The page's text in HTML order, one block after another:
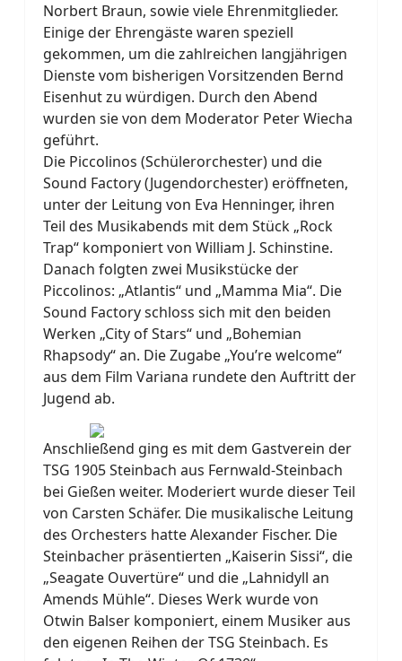
Norbert Braun, sowie viele Ehrenmitglieder.
Einige der Ehrengäste waren speziell
gekommen, um die zahlreichen langjährigen
Dienste vom bisherigen Vorsitzenden Bernd
Eisenhut zu würdigen. Durch den Abend
wurden sie von dem Moderator Peter Wiecha
geführt.
Die Piccolinos (Schülerorchester) und die
Sound Factory (Jugendorchester) eröffneten,
unter der Leitung von Eva Henninger, ihren
Teil des Musikabends mit dem Stück „Rock
Trap“ komponiert von William J. Schinstine.
Danach folgten zwei Musikstücke der
Piccolinos: „Atlantis“ und „Mamma Mia“. Die
Sound Factory schloss sich mit den beiden
Werken „City of Stars“ und „Bohemian
Rhapsody“ an. Die Zugabe „You’re welcome“
aus dem Film Variana rundete den Auftritt der
Jugend ab.
Anschließend ging es mit dem Gastverein der
TSG 1905 Steinbach aus Fernwald-Steinbach
bei Gießen weiter. Moderiert wurde dieser Teil
von Carsten Schäfer. Die musikalische Leitung
des Orchesters hatte Alexander Fischer. Die
Steinbacher präsentierten „Kaiserin Sissi“, die
„Seagate Ouvertüre“ und die „Lahnidyll an
Amends Mühle“. Dieses Werk wurde von
Otwin Balser komponiert, einem Musiker aus
den eigenen Reihen der TSG Steinbach. Es